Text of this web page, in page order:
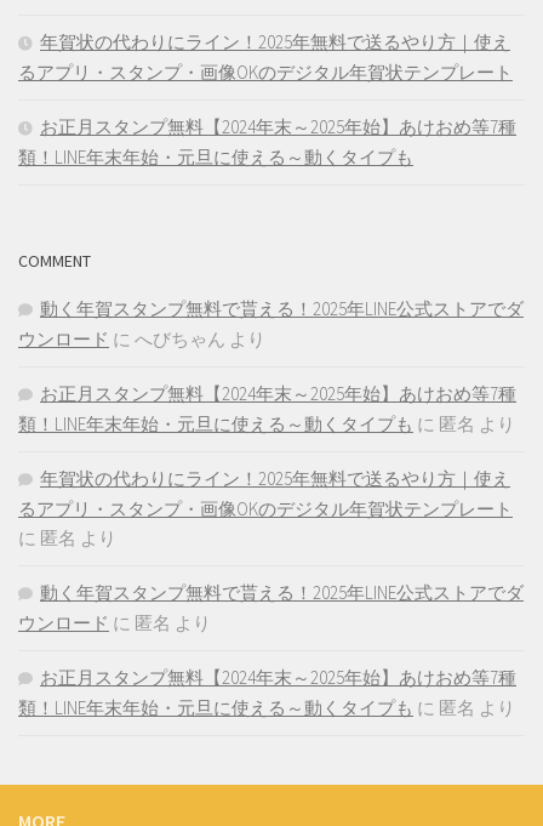
年賀状の代わりにライン！2025年無料で送るやり方｜使え
るアプリ・スタンプ・画像OKのデジタル年賀状テンプレート
お正月スタンプ無料【2024年末～2025年始】あけおめ等7種
類！LINE年末年始・元旦に使える～動くタイプも
COMMENT
動く年賀スタンプ無料で貰える！2025年LINE公式ストアでダ
ウンロード に へびちゃん より
お正月スタンプ無料【2024年末～2025年始】あけおめ等7種
類！LINE年末年始・元旦に使える～動くタイプも に 匿名 より
年賀状の代わりにライン！2025年無料で送るやり方｜使え
るアプリ・スタンプ・画像OKのデジタル年賀状テンプレート
に 匿名 より
動く年賀スタンプ無料で貰える！2025年LINE公式ストアでダ
ウンロード に 匿名 より
お正月スタンプ無料【2024年末～2025年始】あけおめ等7種
類！LINE年末年始・元旦に使える～動くタイプも に 匿名 より
MORE